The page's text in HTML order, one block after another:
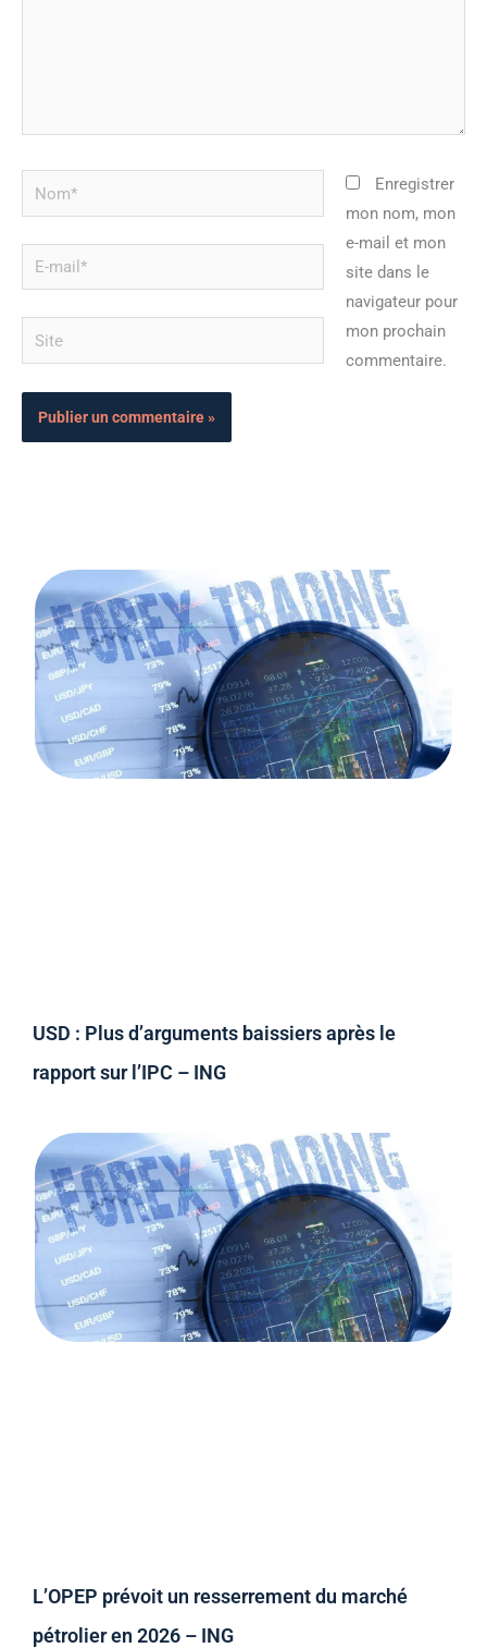
Nom*
mail*
Site
Enregistrer
mon nom, mon
e-mail et mon
site dans le
navigateur pour
mon prochain
commentaire.
USD : Plus d’arguments baissiers après le
rapport sur l’IPC – ING
L’OPEP prévoit un resserrement du marché
pétrolier en 2026 – ING